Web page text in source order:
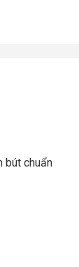
bút chuẩn